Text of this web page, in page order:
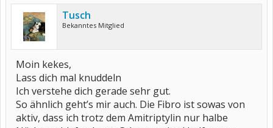
Tusch
Bekanntes Mitglied
Moin kekes,
Lass dich mal knuddeln
Ich verstehe dich gerade sehr gut.
So ähnlich geht’s mir auch. Die Fibro ist sowas von
aktiv, dass ich trotz dem Amitriptylin nur halbe